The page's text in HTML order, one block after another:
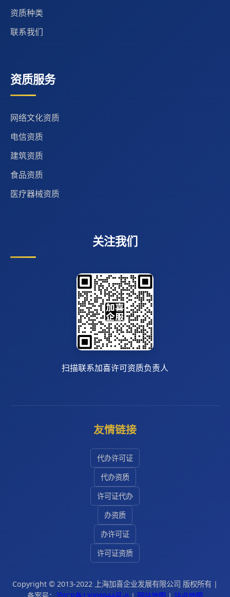
资质种类
联系我们
资质服务
网络文化资质
电信资质
建筑资质
食品资质
医疗器械资质
关注我们
扫描联系加喜许可资质负责人
友情链接
代办许可证
代办资质
许可证代办
办资质
办许可证
许可证资质
Copyright © 2013-2022 上海加喜企业发展有限公司 版权所有 |